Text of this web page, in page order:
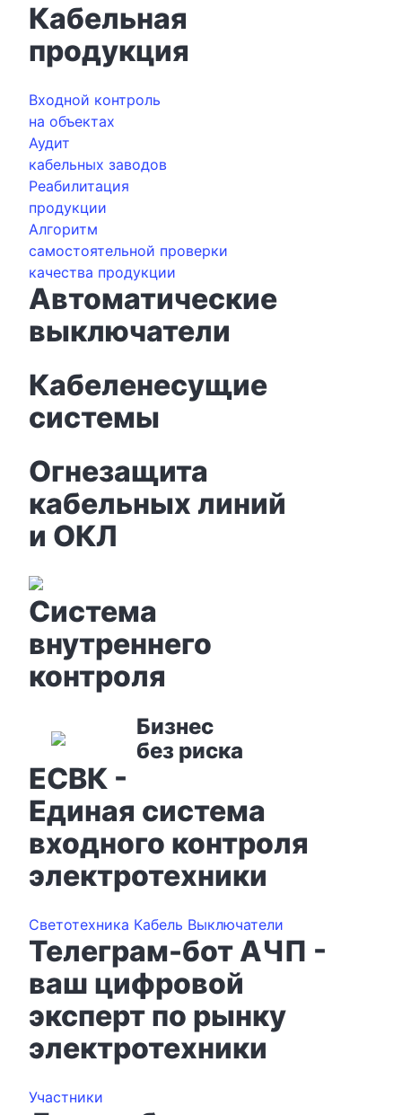
Кабельная
продукция
Входной контроль
на объектах
Аудит
кабельных заводов
Реабилитация
продукции
Алгоритм
самостоятельной проверки
качества продукции
Автоматические
выключатели
Кабеленесущие
системы
Огнезащита
кабельных линий
и ОКЛ
Система
внутреннего
контроля
Бизнес
без риска
ЕСВК -
Единая система
входного контроля
электротехники
Светотехника Кабель Выключатели
Телеграм-бот АЧП -
ваш цифровой
эксперт по рынку
электротехники
Участники